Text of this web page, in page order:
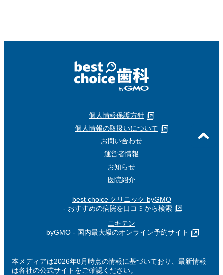
個人情報保護方針
個人情報の取扱いについて
お問い合わせ
運営者情報
お知らせ
医院紹介
best choice クリニック byGMO
- おすすめの病院を口コミから検索
エキテン
byGMO - 国内最大級のオンライン予約サイト
本メディアは2026年8月時点の情報に基づいており、最新情報
は各社の公式サイトをご確認ください。